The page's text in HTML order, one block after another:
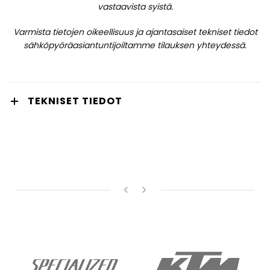
vastaavista syistä.
Varmista tietojen oikeellisuus ja ajantasaiset tekniset tiedot
sähköpyöräasiantuntijoiltamme tilauksen yhteydessä.
TEKNISET TIEDOT